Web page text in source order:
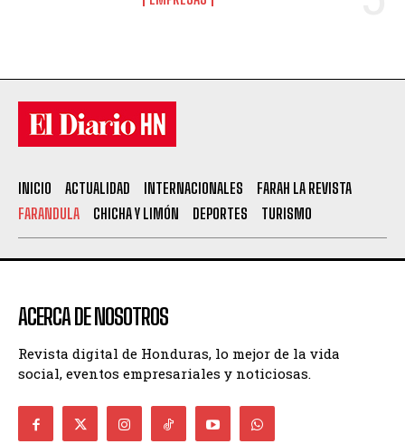
INICIO ACTUALIDAD INTERNACIONALES
FARAH LA REVISTA
FARANDULA
CHICHA Y LIMÓN DEPORTES TURISMO
ACERCA DE NOSOTROS
Revista digital de Honduras, lo mejor de la vida
social, eventos empresariales y noticiosas.